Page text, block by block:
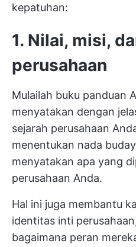
kepatuhan:
1. Nilai, misi,
perusahaan
Mulailah buku panduan
menyatakan dengan
sejarah perusahaan
menentukan nada
menyatakan apa yang
perusahaan Anda.
Hal ini juga membantu
identitas inti
bagaimana peran